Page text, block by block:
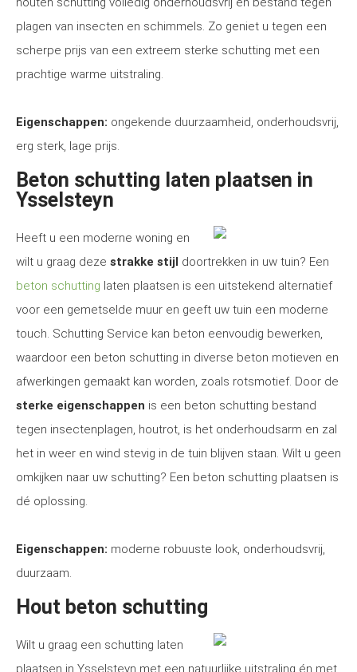
plagen van insecten en schimmels. Zo geniet u tegen een
scherpe prijs van een extreem sterke schutting met een
prachtige warme uitstraling.
Eigenschappen: ongekende duurzaamheid, onderhoudsvrij,
erg sterk, lage prijs.
Beton schutting laten plaatsen in
Ysselsteyn
Heeft u een moderne woning en
wilt u graag deze strakke stijl doortrekken in uw tuin? Een
beton schutting laten plaatsen is een uitstekend alternatief
voor een gemetselde muur en geeft uw tuin een moderne
touch. Schutting Service kan beton eenvoudig bewerken,
waardoor een beton schutting in diverse beton motieven en
afwerkingen gemaakt kan worden, zoals rotsmotief. Door de
sterke eigenschappen is een beton schutting bestand
tegen insectenplagen, houtrot, is het onderhoudsarm en zal
het in weer en wind stevig in de tuin blijven staan. Wilt u geen
omkijken naar uw schutting? Een beton schutting plaatsen is
dé oplossing.
Eigenschappen: moderne robuuste look, onderhoudsvrij,
duurzaam.
Hout beton schutting
Wilt u graag een schutting laten
plaatsen in Ysselsteyn met een natuurlijke uitstraling én met